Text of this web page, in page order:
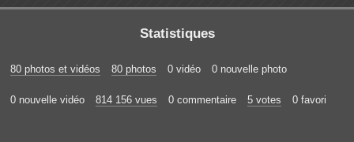
Statistiques
80 photos et vidéos 80 photos 0 vidéo 0 nouvelle photo
0 nouvelle vidéo 814 156 vues 0 commentaire 5 votes 0 favori